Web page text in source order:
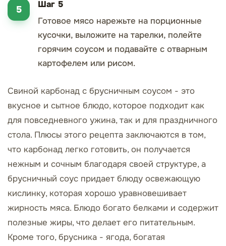
Шаг 5
Готовое мясо нарежьте на порционные
кусочки, выложите на тарелки, полейте
горячим соусом и подавайте с отварным
картофелем или рисом.
Свиной карбонад с брусничным соусом - это
вкусное и сытное блюдо, которое подходит как
для повседневного ужина, так и для праздничного
стола. Плюсы этого рецепта заключаются в том,
что карбонад легко готовить, он получается
нежным и сочным благодаря своей структуре, а
брусничный соус придает блюду освежающую
кислинку, которая хорошо уравновешивает
жирность мяса. Блюдо богато белками и содержит
полезные жиры, что делает его питательным.
Кроме того, брусника - ягода, богатая